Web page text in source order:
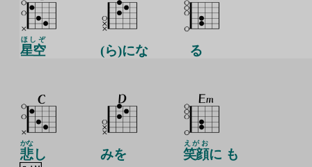
星空
ほしぞ
(ら)にな る
悲
かな
し みを 笑顔
えがお
に も